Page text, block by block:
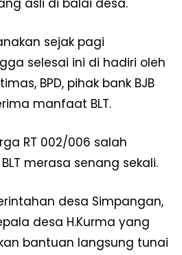
asli di balai desa.
sejak pagi
selesai ini di hadiri oleh
BPD, pihak bank BJB
manfaat BLT.
RT 002/006 salah
merasa senang sekali.
desa Simpangan,
desa H.Kurma yang
bantuan langsung tunai